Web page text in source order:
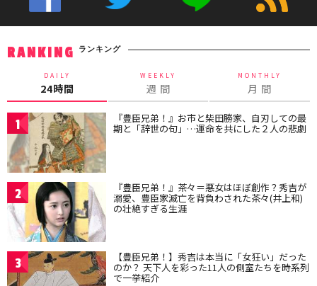
RANKING ランキング
DAILY
24時間
WEEKLY
週 間
MONTHLY
月 間
1 『豊臣兄弟！』お市と柴田勝家、自刃しての最
期と「辞世の句」…運命を共にした２人の悲劇
2 『豊臣兄弟！』茶々＝悪女はほぼ創作？秀吉が
溺愛、豊臣家滅亡を背負わされた茶々(井上和)
の壮絶すぎる生涯
3 【豊臣兄弟！】秀吉は本当に「女狂い」だった
のか？ 天下人を彩った11人の側室たちを時系列
で一挙紹介